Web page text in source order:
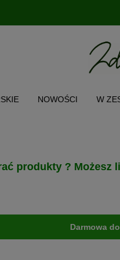
NOWOŚCI W
produkty ?
Darmowa